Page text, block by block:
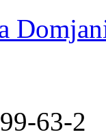
63-2